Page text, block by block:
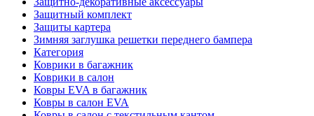
Защитный комплект
Защиты картера
Зимняя заглушка решетки переднего бампера
Категория
Коврики в багажник
Коврики в салон
Ковры EVA в багажник
Ковры в салон EVA